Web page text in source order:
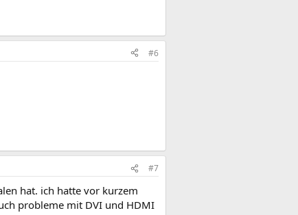
#6
#7
hat. ich hatte vor kurzem
probleme mit DVI und HDMI